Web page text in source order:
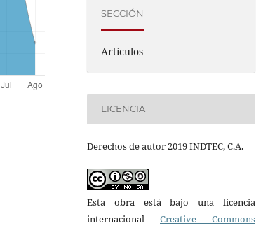
SECCIÓN
Artículos
LICENCIA
Derechos de autor 2019 INDTEC, C.A.
Esta obra está bajo una licencia
internacional Creative Commons